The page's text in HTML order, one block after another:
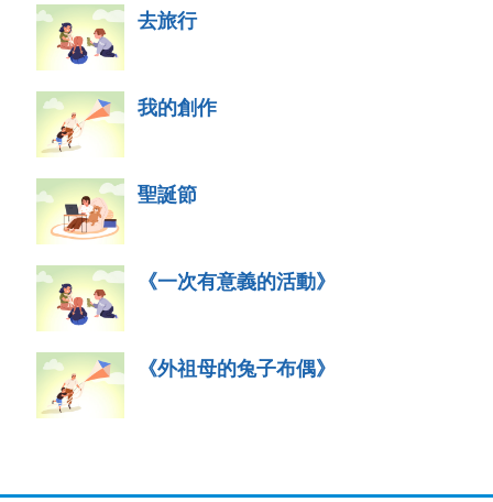
去旅行
我的創作
聖誕節
《一次有意義的活動》
《外祖母的兔子布偶》